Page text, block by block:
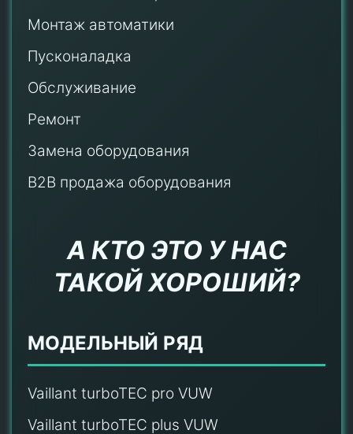
Монтаж автоматики
Пусконаладка
Обслуживание
Ремонт
Замена оборудования
B2B продажа оборудования
А КТО ЭТО У НАС
ТАКОЙ ХОРОШИЙ?
МОДЕЛЬНЫЙ РЯД
Vaillant turboTEC pro VUW
Vaillant turboTEC plus VUW